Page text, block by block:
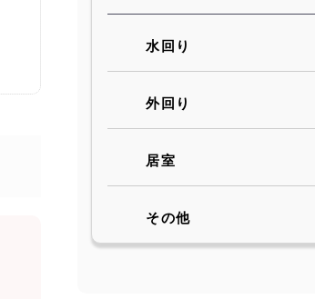
水回り
外回り
居室
その他